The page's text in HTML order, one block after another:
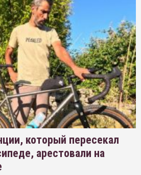
который пересекал
арестовали на